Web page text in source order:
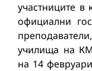
участниците
официални
училища на
на 14